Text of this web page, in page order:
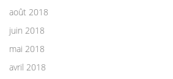
août 2018
juin 2018
mai 2018
avril 2018